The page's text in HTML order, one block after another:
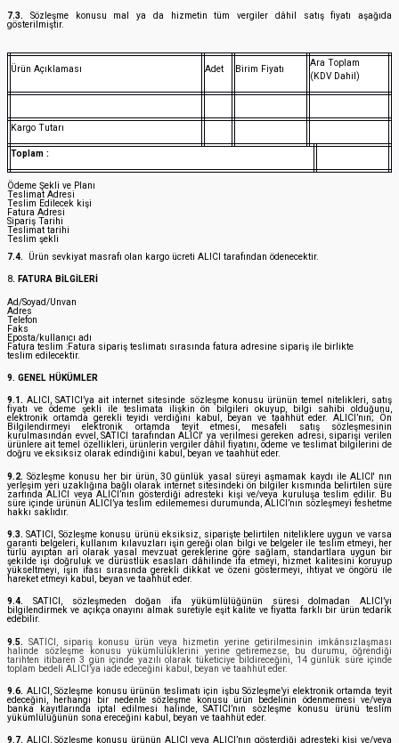
7.3. Sözleşme konusu mal ya da hizmetin tüm vergiler dâhil satış fiyatı aşağıda
gösterilmiştir.
Ürün Açıklaması Adet Birim Fiyatı
Ara Toplam
(KDV Dahil)
Kargo Tutarı
Toplam :
Ödeme Şekli ve Planı
Teslimat Adresi
Teslim Edilecek kişi
Fatura Adresi
Sipariş Tarihi
Teslimat tarihi
Teslim şekli
7.4. Ürün sevkiyat masrafı olan kargo ücreti ALICI tarafından ödenecektir.
8. FATURA BİLGİLERİ
Ad/Soyad/Unvan
Adres
Telefon
Faks
Eposta/kullanıcı adı
Fatura teslim :Fatura sipariş teslimatı sırasında fatura adresine sipariş ile birlikte
teslim edilecektir.
9. GENEL HÜKÜMLER
9.1. ALICI, SATICI’ya ait internet sitesinde sözleşme konusu ürünün temel nitelikleri, satış
fiyatı ve ödeme şekli ile teslimata ilişkin ön bilgileri okuyup, bilgi sahibi olduğunu,
elektronik ortamda gerekli teyidi verdiğini kabul, beyan ve taahhüt eder. ALICI’nın; Ön
Bilgilendirmeyi elektronik ortamda teyit etmesi, mesafeli satış sözleşmesinin
kurulmasından evvel, SATICI tarafından ALICI' ya verilmesi gereken adresi, siparişi verilen
ürünlere ait temel özellikleri, ürünlerin vergiler dâhil fiyatını, ödeme ve teslimat bilgilerini de
doğru ve eksiksiz olarak edindiğini kabul, beyan ve taahhüt eder.
9.2. Sözleşme konusu her bir ürün, 30 günlük yasal süreyi aşmamak kaydı ile ALICI' nın
yerleşim yeri uzaklığına bağlı olarak internet sitesindeki ön bilgiler kısmında belirtilen süre
zarfında ALICI veya ALICI’nın gösterdiği adresteki kişi ve/veya kuruluşa teslim edilir. Bu
süre içinde ürünün ALICI’ya teslim edilememesi durumunda, ALICI’nın sözleşmeyi feshetme
hakkı saklıdır.
9.3. SATICI, Sözleşme konusu ürünü eksiksiz, siparişte belirtilen niteliklere uygun ve varsa
garanti belgeleri, kullanım kılavuzları işin gereği olan bilgi ve belgeler ile teslim etmeyi, her
türlü ayıptan arî olarak yasal mevzuat gereklerine göre sağlam, standartlara uygun bir
şekilde işi doğruluk ve dürüstlük esasları dâhilinde ifa etmeyi, hizmet kalitesini koruyup
yükseltmeyi, işin ifası sırasında gerekli dikkat ve özeni göstermeyi, ihtiyat ve öngörü ile
hareket etmeyi kabul, beyan ve taahhüt eder.
9.4. SATICI, sözleşmeden doğan ifa yükümlülüğünün süresi dolmadan ALICI’yı
bilgilendirmek ve açıkça onayını almak suretiyle eşit kalite ve fiyatta farklı bir ürün tedarik
edebilir.
9.5.
SATICI, sipariş konusu ürün veya hizmetin yerine getirilmesinin imkânsızlaşması
halinde sözleşme konusu yükümlülüklerini yerine getiremezse, bu durumu, öğrendiği
tarihten itibaren 3 gün içinde yazılı olarak tüketiciye bildireceğini, 14 günlük süre içinde
toplam bedeli ALICI’ya iade edeceğini kabul, beyan ve taahhüt eder.
9.6. ALICI, Sözleşme konusu ürünün teslimatı için işbu Sözleşme’yi elektronik ortamda teyit
edeceğini, herhangi bir nedenle sözleşme konusu ürün bedelinin ödenmemesi ve/veya
banka kayıtlarında iptal edilmesi halinde, SATICI’nın sözleşme konusu ürünü teslim
yükümlülüğünün sona ereceğini kabul, beyan ve taahhüt eder.
9.7. ALICI, Sözleşme konusu ürünün ALICI veya ALICI’nın gösterdiği adresteki kişi ve/veya